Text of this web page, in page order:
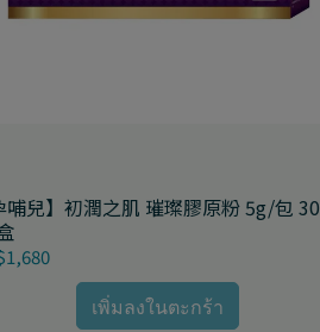
哺兒】初潤之肌 璀璨膠原粉 5g/包 30
เพิ่มลงในตะกร้า